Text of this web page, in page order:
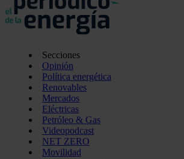
Secciones
Opinión
Política energética
Renovables
Mercados
Eléctricas
Petróleo & Gas
Videopodcast
NET ZERO
Movilidad